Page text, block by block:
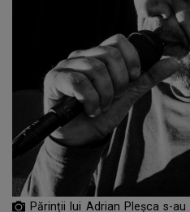
Părinții lui Adrian Pleșca s-